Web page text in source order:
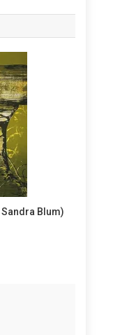
Sandra Blum)